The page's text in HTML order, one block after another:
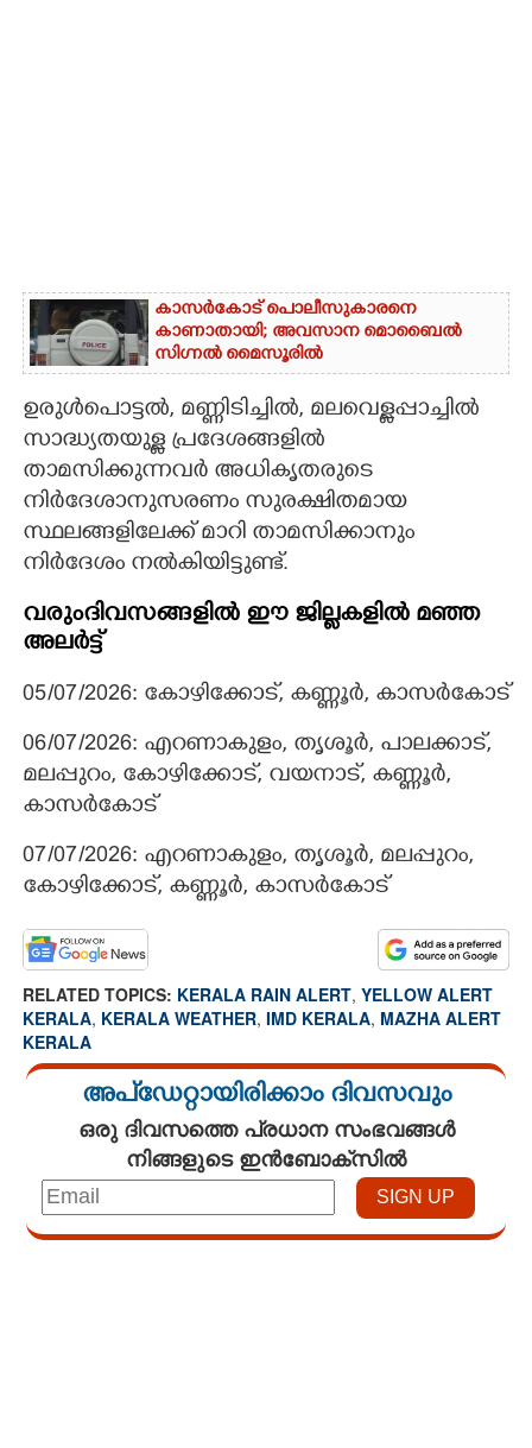
കാസർകോട് പൊലീസുകാരനെ
കാണാതായി; അവസാന മൊബൈൽ
സിഗ്നൽ മൈസൂരിൽ
ഉരുൾപൊട്ടൽ, മണ്ണിടിച്ചിൽ, മലവെള്ളപ്പാച്ചിൽ
സാദ്ധ്യതയുള്ള പ്രദേശങ്ങളിൽ
താമസിക്കുന്നവർ അധികൃതരുടെ
നിർദേശാനുസരണം സുരക്ഷിതമായ
സ്ഥലങ്ങളിലേക്ക് മാറി താമസിക്കാനും
നിർദേശം നൽകിയിട്ടുണ്ട്.
വരുംദിവസങ്ങളിൽ ഈ ജില്ലകളിൽ മഞ്ഞ
അലർട്ട്
05/07/2026: കോഴിക്കോട്, കണ്ണൂർ, കാസർകോട്
06/07/2026: എറണാകുളം, തൃശൂർ, പാലക്കാട്,
മലപ്പുറം, കോഴിക്കോട്, വയനാട്, കണ്ണൂർ,
കാസർകോട്
07/07/2026: എറണാകുളം, തൃശൂർ, മലപ്പുറം,
കോഴിക്കോട്, കണ്ണൂർ, കാസർകോട്
RELATED TOPICS: KERALA RAIN ALERT, YELLOW ALERT
KERALA, KERALA WEATHER, IMD KERALA, MAZHA ALERT
KERALA
അപ്ഡേറ്റായിരിക്കാം ദിവസവും
ഒരു ദിവസത്തെ പ്രധാന സംഭവങ്ങൾ
നിങ്ങളുടെ ഇൻബോക്സിൽ